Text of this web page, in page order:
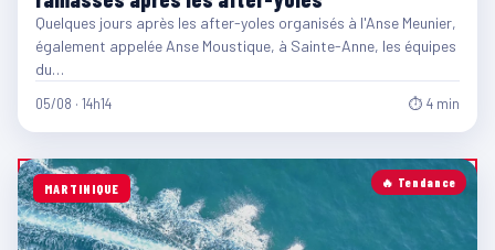
Quelques jours après les after-yoles organisés à l'Anse Meunier,
également appelée Anse Moustique, à Sainte-Anne, les équipes
du…
05/08 · 14h14 ⏱ 4 min
🔥 Tendance
MARTINIQUE